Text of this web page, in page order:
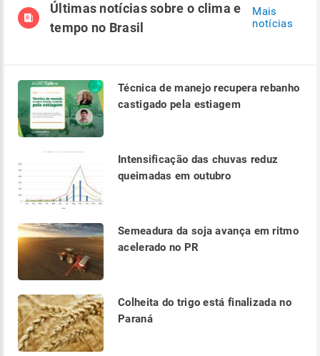
Últimas notícias sobre o clima e
tempo no Brasil
Mais
notícias
Técnica de manejo recupera rebanho
castigado pela estiagem
Intensificação das chuvas reduz
queimadas em outubro
Semeadura da soja avança em ritmo
acelerado no PR
Colheita do trigo está finalizada no
Paraná